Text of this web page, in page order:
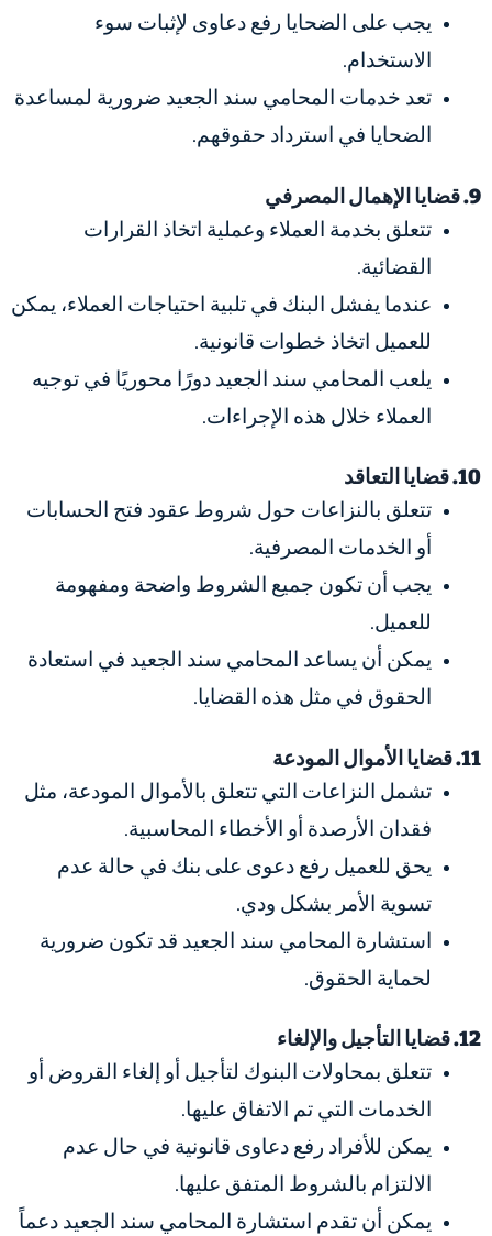
يجب على الضحايا رفع دعاوى لإثبات سوء
الاستخدام.
تعد خدمات المحامي سند الجعيد ضرورية لمساعدة
الضحايا في استرداد حقوقهم.
9. قضايا الإهمال المصرفي
تتعلق بخدمة العملاء وعملية اتخاذ القرارات
القضائية.
عندما يفشل البنك في تلبية احتياجات العملاء، يمكن
للعميل اتخاذ خطوات قانونية.
يلعب المحامي سند الجعيد دورًا محوريًا في توجيه
العملاء خلال هذه الإجراءات.
10. قضايا التعاقد
تتعلق بالنزاعات حول شروط عقود فتح الحسابات
أو الخدمات المصرفية.
يجب أن تكون جميع الشروط واضحة ومفهومة
للعميل.
يمكن أن يساعد المحامي سند الجعيد في استعادة
الحقوق في مثل هذه القضايا.
11. قضايا الأموال المودعة
تشمل النزاعات التي تتعلق بالأموال المودعة، مثل
فقدان الأرصدة أو الأخطاء المحاسبية.
يحق للعميل رفع دعوى على بنك في حالة عدم
تسوية الأمر بشكل ودي.
استشارة المحامي سند الجعيد قد تكون ضرورية
لحماية الحقوق.
12. قضايا التأجيل والإلغاء
تتعلق بمحاولات البنوك لتأجيل أو إلغاء القروض أو
الخدمات التي تم الاتفاق عليها.
يمكن للأفراد رفع دعاوى قانونية في حال عدم
الالتزام بالشروط المتفق عليها.
يمكن أن تقدم استشارة المحامي سند الجعيد دعماً